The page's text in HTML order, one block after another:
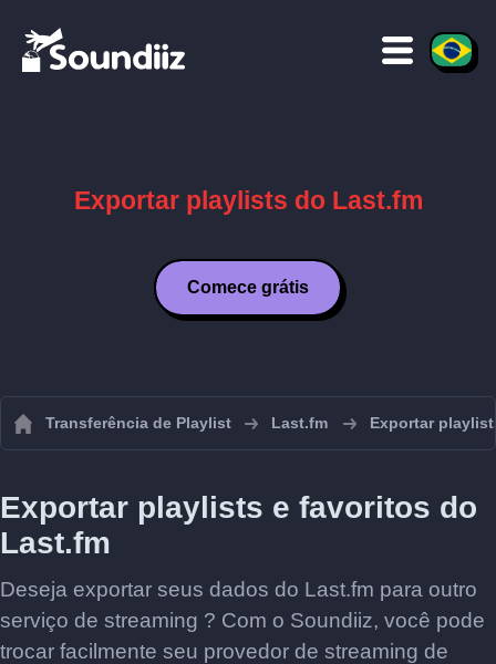
Exportar playlists do Last.fm
Comece grátis
Transferência de Playlist Last.fm Exportar
Exportar playlists e favoritos do
Last.fm
Deseja exportar seus dados do Last.fm para outro
serviço de streaming ? Com o Soundiiz, você pode
trocar facilmente seu provedor de streaming de